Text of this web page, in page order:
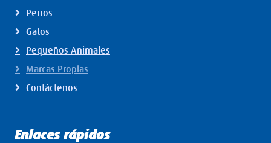
Perros
Gatos
Pequeños Animales
Marcas Propias
Contáctenos
Enlaces rápidos